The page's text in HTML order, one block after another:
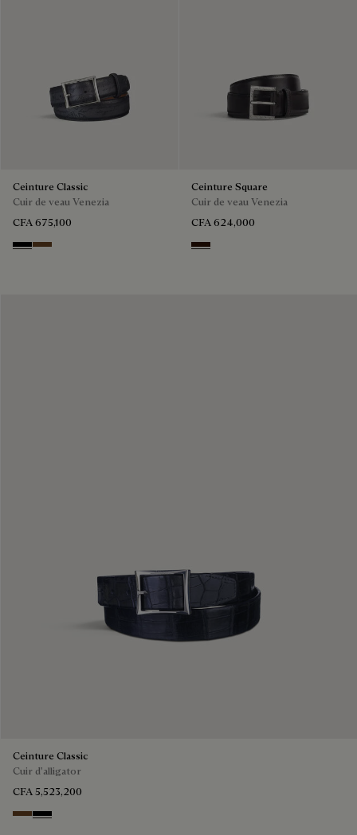
Ceinture Classic
Cuir de veau Venezia
CFA 675,100
NeroTobacco Bis
Ceinture Square
Cuir de veau Venezia
CFA 624,000
Fondant
Ceinture Classic
Cuir d'alligator
CFA 5,523,200
Tobacco Bis
Nero